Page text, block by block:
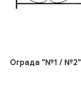
Ограда "№1 / №2"